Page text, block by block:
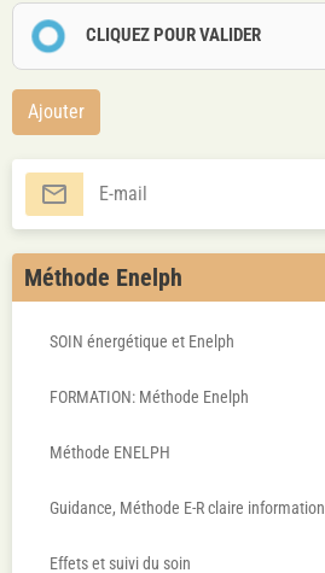
CLIQUEZ POUR VALIDER
Ajouter
Méthode Enelph
SOIN énergétique et Enelph
FORMATION: Méthode Enelph
Méthode ENELPH
Guidance, Méthode E-R claire information
Effets et suivi du soin